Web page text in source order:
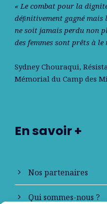
« Le combat pour la
déﬁnitivement gagné mais
ne soit jamais perdu non
des femmes sont prêts à le
Sydney Chouraqui,
Mémorial du Camp des
En savoir +
Nos partenaires
Qui sommes-nous ?